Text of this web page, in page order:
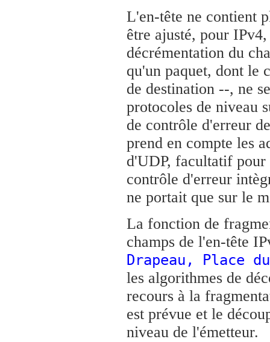
L'en-tête ne contient
être ajusté, pour
décrémentation du
qu'un paquet, dont le
de destination --, ne
protocoles de niveau
de contrôle d'erreur
prend en compte les
d'UDP, facultatif
contrôle d'erreur
ne portait que sur le
La fonction de
champs de l'en-tête
Drapeau, Place
les algorithmes de
recours à la
est prévue et le
niveau de l'émetteur.